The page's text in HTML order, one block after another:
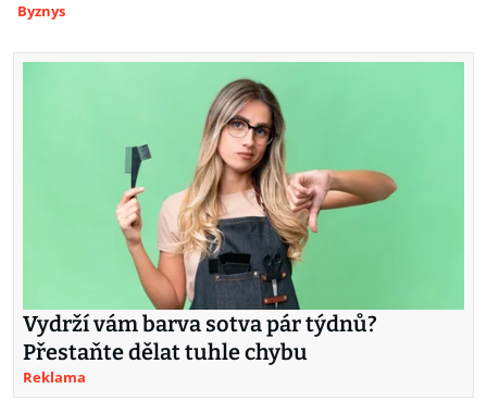
Byznys
Vydrží vám barva sotva pár týdnů?
Přestaňte dělat tuhle chybu
Reklama